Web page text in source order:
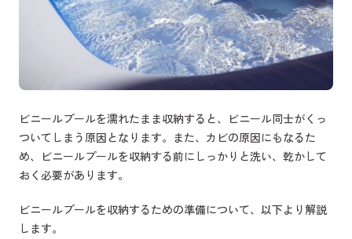
ビニールプールを濡れたまま収納すると、ビニール同士がくっ
ついてしまう原因となります。また、カビの原因にもなるた
め、ビニールプールを収納する前にしっかりと洗い、乾かして
おく必要があります。
ビニールプールを収納するための準備について、以下より解説
します。